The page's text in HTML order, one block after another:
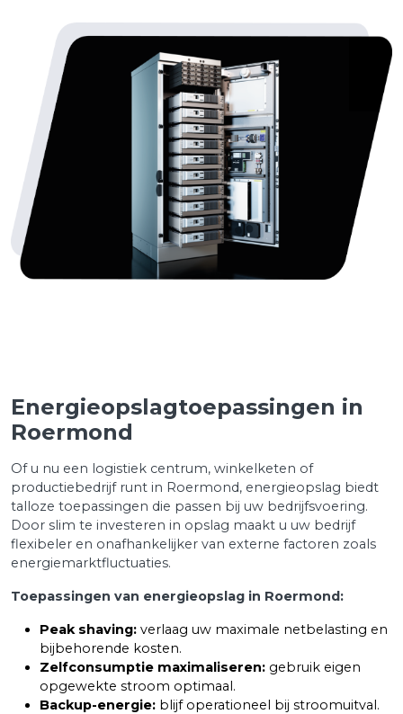
Energieopslagtoepassingen in
Roermond
Of u nu een logistiek centrum, winkelketen of
productiebedrijf runt in Roermond, energieopslag biedt
talloze toepassingen die passen bij uw bedrijfsvoering.
Door slim te investeren in opslag maakt u uw bedrijf
flexibeler en onafhankelijker van externe factoren zoals
energiemarktfluctuaties.
Toepassingen van energieopslag in Roermond:
Peak shaving: verlaag uw maximale netbelasting en
bijbehorende kosten.
Zelfconsumptie maximaliseren: gebruik eigen
opgewekte stroom optimaal.
Backup-energie: blijf operationeel bij stroomuitval.